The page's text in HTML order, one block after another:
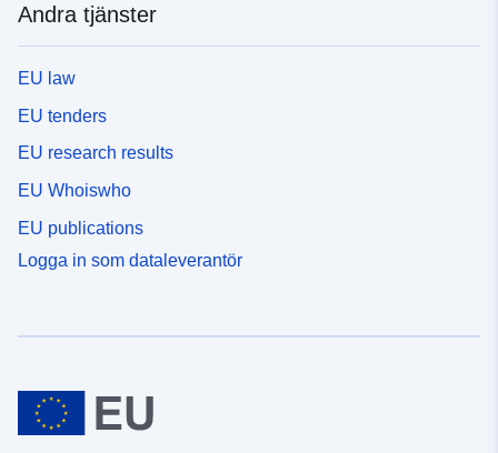
Andra tjänster
EU law
EU tenders
EU research results
EU Whoiswho
EU publications
Logga in som dataleverantör